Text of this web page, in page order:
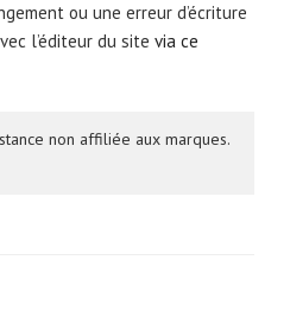
ou une erreur d’écriture
l’éditeur du site via ce
non affiliée aux marques.